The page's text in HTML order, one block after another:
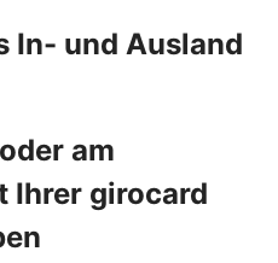
In- und Ausland
am
Ihrer girocard